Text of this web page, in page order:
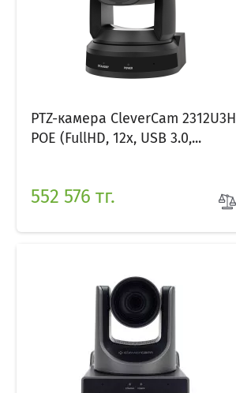
PTZ-камера CleverCam 2312U3H
POE (FullHD, 12x, USB 3.0,...
552 576 тг.